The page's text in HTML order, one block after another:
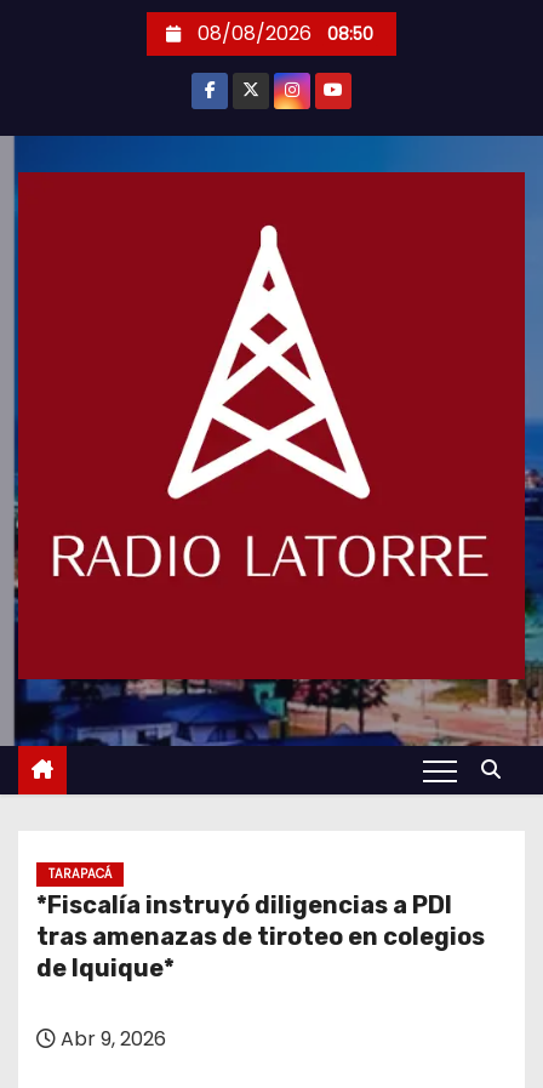
08/08/2026 08:50
TARAPACÁ
*Fiscalía instruyó diligencias a PDI
tras amenazas de tiroteo en colegios
de Iquique*
Abr 9, 2026